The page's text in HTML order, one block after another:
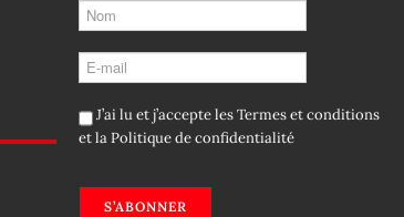
J’ai lu et j’accepte lesTermes et conditions
et laPolitique de confidentialité
S’ABONNER